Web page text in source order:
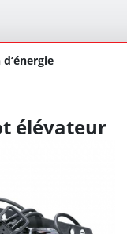
élévateur